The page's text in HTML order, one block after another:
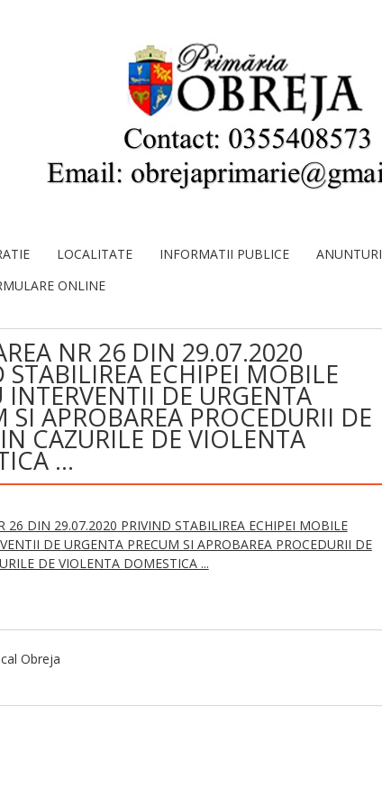
LOCALITATE INFORMATII PUBLICE ANUNTURI
ONLINE
NR 26 DIN 29.07.2020
STABILIREA ECHIPEI MOBILE
INTERVENTII DE URGENTA
SI APROBAREA PROCEDURII DE
CAZURILE DE VIOLENTA
…
26 DIN 29.07.2020 PRIVIND STABILIREA ECHIPEI MOBILE
DE URGENTA PRECUM SI APROBAREA PROCEDURII DE
DE VIOLENTA DOMESTICA ...
Obreja